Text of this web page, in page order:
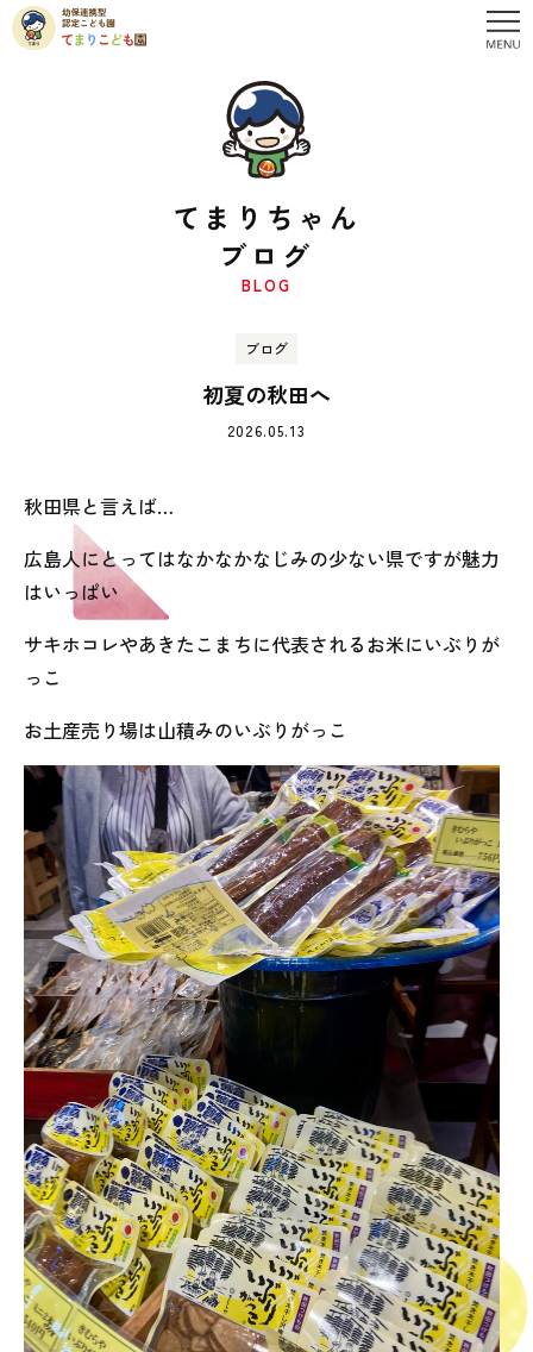
てまりちゃん
ブログ
BLOG
ブログ
初夏の秋田へ
2026.05.13
秋田県と言えば…
広島人にとってはなかなかなじみの少ない県ですが魅力
はいっぱい
サキホコレやあきたこまちに代表されるお米にいぶりが
っこ
お土産売り場は山積みのいぶりがっこ